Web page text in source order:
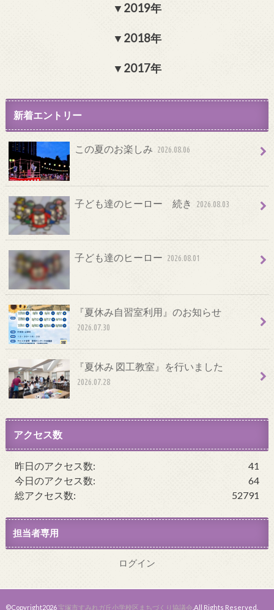
2019年
2018年
2017年
新着エントリー
この夏のお楽しみ 2026.08.06
子ども達のヒーロー 続き 2026.08.03
子ども達のヒーロー 2026.08.01
『夏休み自習室利用』のお知らせ
2026.07.30
『夏休み 図工教室』を行いました
2026.07.28
アクセス数
41
昨日のアクセス数:
64
今日のアクセス数:
52791
総アクセス数:
担当者専用
ログイン
©Copyright2026宝塚市すみれガ丘小学校区まちづくり協議会 .All Rights Reserved.